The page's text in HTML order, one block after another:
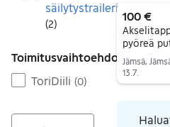
säilytystrailerit
(2)
Toimitusvaihtoehdot
ToriDiili (0)
100 €
pyöreä
45 mm (5 x
kpl
13.7.